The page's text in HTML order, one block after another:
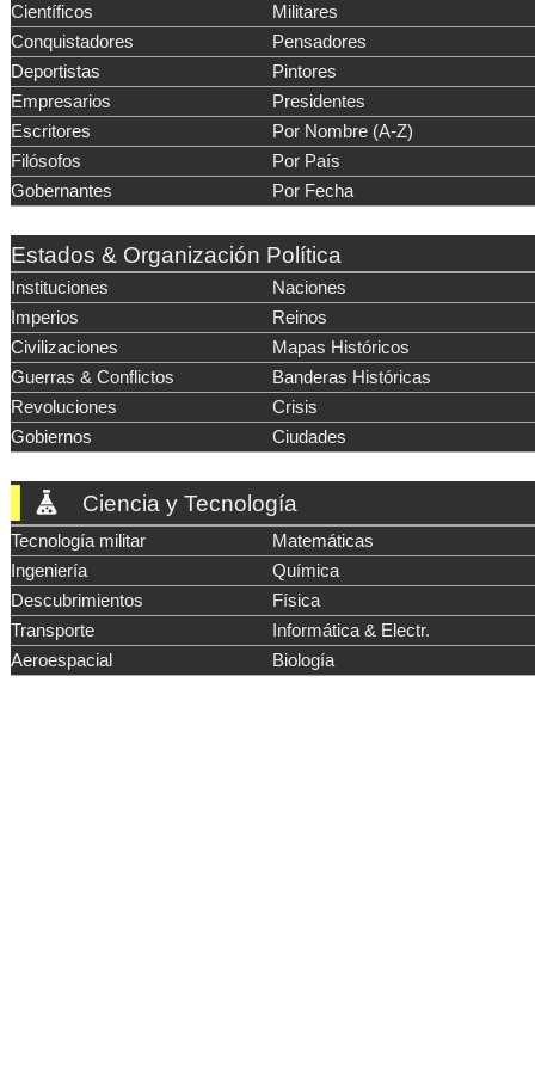
Científicos
Militares
Conquistadores
Pensadores
Deportistas
Pintores
Empresarios
Presidentes
Escritores
Por Nombre (A-Z)
Filósofos
Por País
Gobernantes
Por Fecha
Estados & Organización Política
Instituciones
Naciones
Imperios
Reinos
Civilizaciones
Mapas Históricos
Guerras & Conflictos
Banderas Históricas
Revoluciones
Crisis
Gobiernos
Ciudades
Ciencia y Tecnología
Tecnología militar
Matemáticas
Ingeniería
Química
Descubrimientos
Física
Transporte
Informática & Electr.
Aeroespacial
Biología